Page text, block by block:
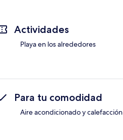
Actividades
Playa en los alrededores
Para tu comodidad
Aire acondicionado y calefacción